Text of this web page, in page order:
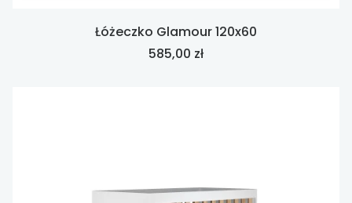
Łóżeczko Glamour 120x60
Cena
585,00 zł